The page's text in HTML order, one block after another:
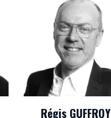
Régis GUFFROY